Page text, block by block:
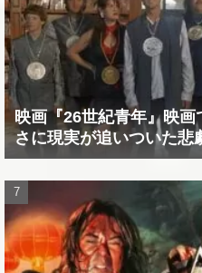
映画『26世紀青年』映
さに現実が追いついた悲